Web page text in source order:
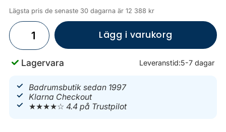
Lägsta pris de senaste 30 dagarna är 12 388 kr
Lägg i varukorg
Lagervara Leveranstid:5-7 dagar
Badrumsbutik sedan 1997
Klarna Checkout
★★★★☆4.4 på Trustpilot